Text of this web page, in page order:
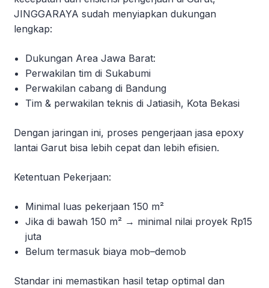
JINGGARAYA sudah menyiapkan dukungan
lengkap:
Dukungan Area Jawa Barat:
Perwakilan tim di Sukabumi
Perwakilan cabang di Bandung
Tim & perwakilan teknis di Jatiasih, Kota Bekasi
Dengan jaringan ini, proses pengerjaan jasa epoxy
lantai Garut bisa lebih cepat dan lebih efisien.
Ketentuan Pekerjaan:
Minimal luas pekerjaan 150 m²
Jika di bawah 150 m² → minimal nilai proyek Rp15
juta
Belum termasuk biaya mob–demob
Standar ini memastikan hasil tetap optimal dan